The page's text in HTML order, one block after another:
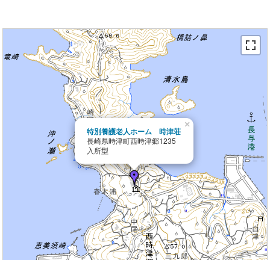
特別養護老人ホーム 時津荘
長崎県時津町西時津郷1235
入所型
×